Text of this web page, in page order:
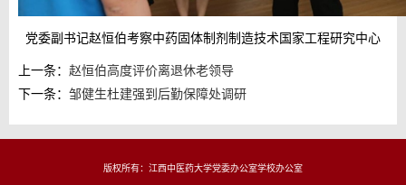
党委副书记赵恒伯考察中药固体制剂制造技术国家工程研究中心
上一条： 赵恒伯高度评价离退休老领导
下一条： 邹健生杜建强到后勤保障处调研
版权所有：江西中医药大学党委办公室学校办公室